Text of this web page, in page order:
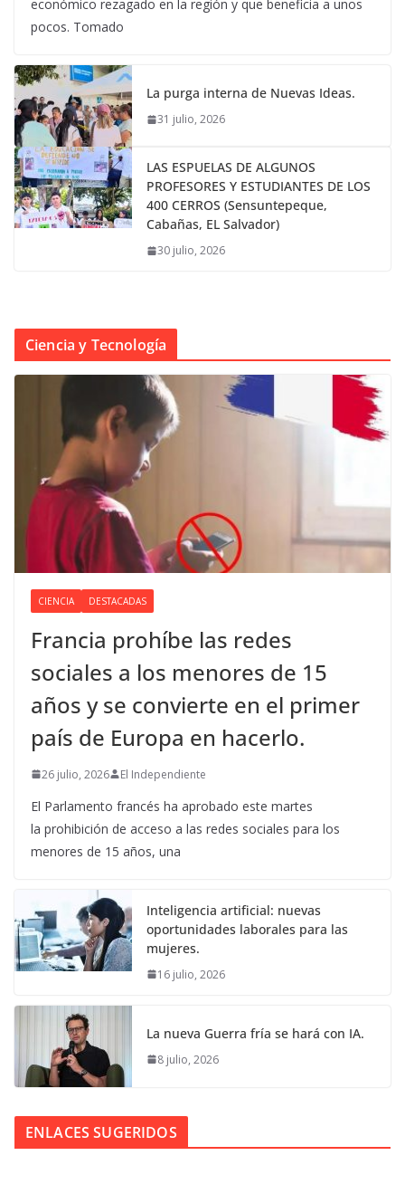
económico rezagado en la región y que beneficia a unos
pocos. Tomado
La purga interna de Nuevas Ideas.
31 julio, 2026
LAS ESPUELAS DE ALGUNOS
PROFESORES Y ESTUDIANTES DE LOS
400 CERROS (Sensuntepeque,
Cabañas, EL Salvador)
30 julio, 2026
Ciencia y Tecnología
CIENCIA DESTACADAS
Francia prohíbe las redes
sociales a los menores de 15
años y se convierte en el primer
país de Europa en hacerlo.
26 julio, 2026 El Independiente
El Parlamento francés ha aprobado este martes
la prohibición de acceso a las redes sociales para los
menores de 15 años, una
Inteligencia artificial: nuevas
oportunidades laborales para las
mujeres.
16 julio, 2026
La nueva Guerra fría se hará con IA.
8 julio, 2026
ENLACES SUGERIDOS